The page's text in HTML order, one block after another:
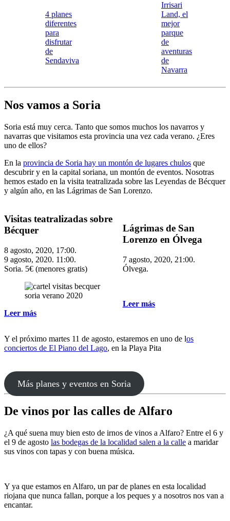
4 planes
diferentes
para
disfrutar
de
Sendaviva
Irrisari
Land, el
mejor
parque
de
aventuras
de
Navarra
Nos vamos a Soria
Soria está muy cerca. Tanto que somos muchos los navarros y
navarras que visitamos esta provincia una vez cada verano. ¿Eres
uno de ellos?
En la provincia de Soria hay un montón de lugares chulos que
descubrir y en la capital soriana, un montón de eventos. Nosotras
hemos estado en la visita teatralizada sobre las Leyendas de Bécquer
y algún año, en las Lágrimas de San Lorenzo.
Visitas teatralizadas sobre
Bécquer
8 agosto, 2020, 17:00.
9 agosto, 2020. 11:00.
Soria. 5€ (menores gratis)
Leer más
Lágrimas de San
Lorenzo en Ólvega
7 agosto, 2020, 21:00.
Ólvega.
Leer más
Y el próximo martes 11 de agosto, estaremos en uno de los
conciertos de El Piano del Lago, en la Playa Pita
Más planes y eventos en Soria
De vinos por las calles de Alfaro
¿A qué suena muy bien esto de irnos de vinos a Alfaro? Entre el 6 y
el 9 de agosto las bodegas de la localidad salen a la calle a maridar
sus vinos con tapas y con buena música.
Y ya que estamos en Alfaro, un par de planes en esta localidad
riojana que nunca fallan, porque a los peques y a nosotros nos van a
encantar.